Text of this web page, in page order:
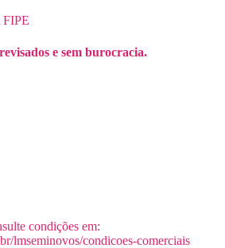
e sem burocracia.
condições em:
lmseminovos/condicoes-comerciais